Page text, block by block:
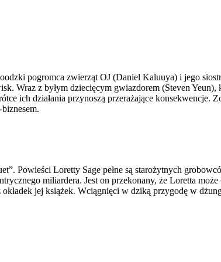
pogromca zwierząt OJ (Daniel Kaluuya) i jego
Wraz z byłym dziecięcym gwiazdorem (Steven
ich działania przynoszą przerażające konsekwencje.
Powieści Loretty Sage pełne są starożytnych
miliardera. Jest on przekonany, że Loretta
jej książek. Wciągnięci w dziką przygodę w